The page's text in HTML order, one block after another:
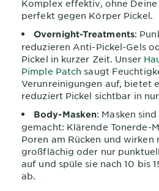
Komplex effektiv, ohne Deine
perfekt gegen Körper Pickel.
Overnight-Treatments:
reduzieren Anti-Pickel-Gels
Pickel in kurzer Zeit. Unser
Pimple Patch saugt
Verunreinigungen auf, bietet
reduziert Pickel sichtbar in
Body-Masken: Masken
gemacht: Klärende Tonerde-
Poren am Rücken und wirken
großflächig oder nur
auf und spüle sie nach 10 bis
ab.